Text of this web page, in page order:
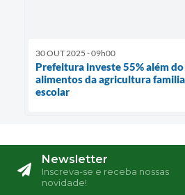
30 OUT 2025 - 09h00
Prefeitura investe 55% além
alimentos da agricultura
escolar
Newsletter
Inscreva-se e receba nossas
novidade!